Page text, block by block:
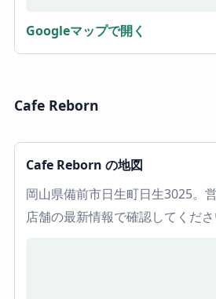
Googleマップで開く
Cafe Reborn
Cafe Reborn の地図
岡山県備前市日生町日生3025。
店舗の最新情報で確認してくださ